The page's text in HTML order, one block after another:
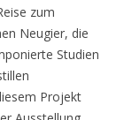
zum
Neugier, die
Studien
Projekt